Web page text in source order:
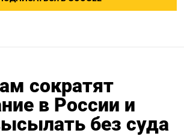
сократят
в России и
без суда